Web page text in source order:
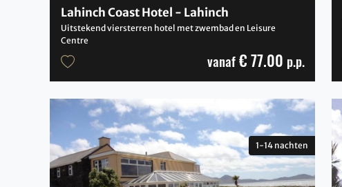
Lahinch Coast Hotel - Lahinch
Uitstekend viersterren hotel met zwembad en Leisure
Centre
vanaf€ 77.00 p.p.
1-14 nachten